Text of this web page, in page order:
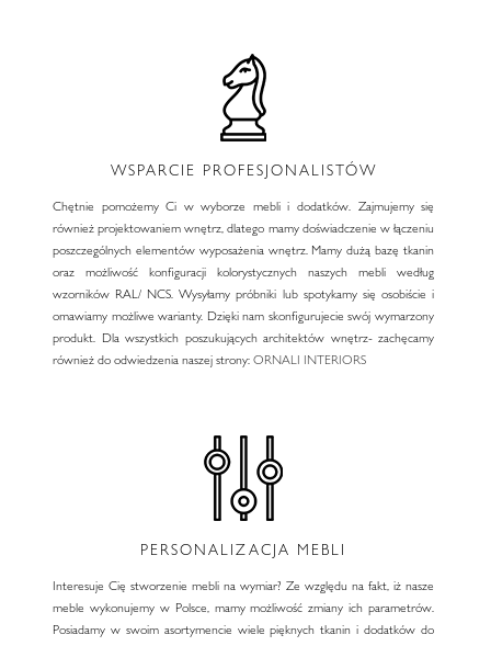
WSPARCIE PROFESJONALISTÓW
Chętnie pomożemy Ci w wyborze mebli i dodatków. Zajmujemy się
również projektowaniem wnętrz, dlatego mamy doświadczenie w łączeniu
poszczególnych elementów wyposażenia wnętrz. Mamy dużą bazę tkanin
oraz możliwość konfiguracji kolorystycznych naszych mebli według
wzorników RAL/ NCS. Wysyłamy próbniki lub spotykamy się osobiście i
omawiamy możliwe warianty. Dzięki nam skonfigurujecie swój wymarzony
produkt. Dla wszystkich poszukujących architektów wnętrz- zachęcamy
również do odwiedzenia naszej strony:ORNALI INTERIORS
PERSONALIZACJA MEBLI
Interesuje Cię stworzenie mebli na wymiar? Ze względu na fakt, iż nasze
meble wykonujemy w Polsce, mamy możliwość zmiany ich parametrów.
Posiadamy w swoim asortymencie wiele pięknych tkanin i dodatków do